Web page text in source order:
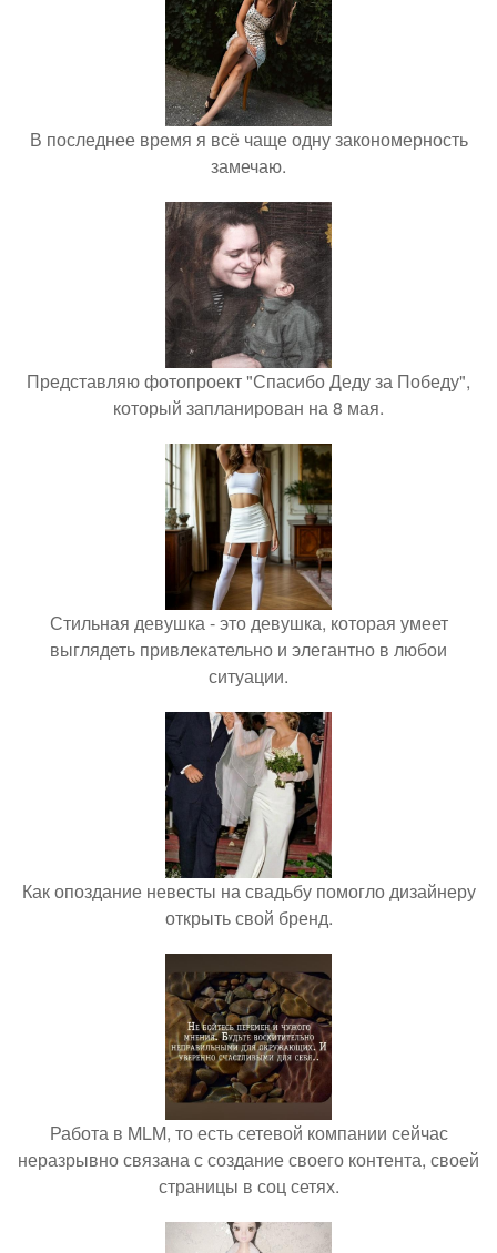
В последнее время я всё чаще одну закономерность
замечаю.
Представляю фотопроект "Спасибо Деду за Победу",
который запланирован на 8 мая.
Стильная девушка - это девушка, которая умеет
выглядеть привлекательно и элегантно в любои
ситуации.
Как опоздание невесты на свадьбу помогло дизайнеру
открыть свой бренд.
Работа в MLM, то есть сетевой компании сейчас
неразрывно связана с создание своего контента, своей
страницы в соц сетях.